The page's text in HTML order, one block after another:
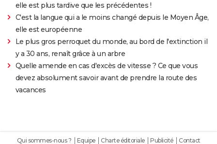
elle est plus tardive que les précédentes !
C'est la langue qui a le moins changé depuis le Moyen Âge,
elle est européenne
Le plus gros perroquet du monde, au bord de l'extinction il
y a 30 ans, renaît grâce à un arbre
Quelle amende en cas d'excès de vitesse ? Ce que vous
devez absolument savoir avant de prendre la route des
vacances
Qui sommes-nous ? Equipe Charte éditoriale Publicité Contact